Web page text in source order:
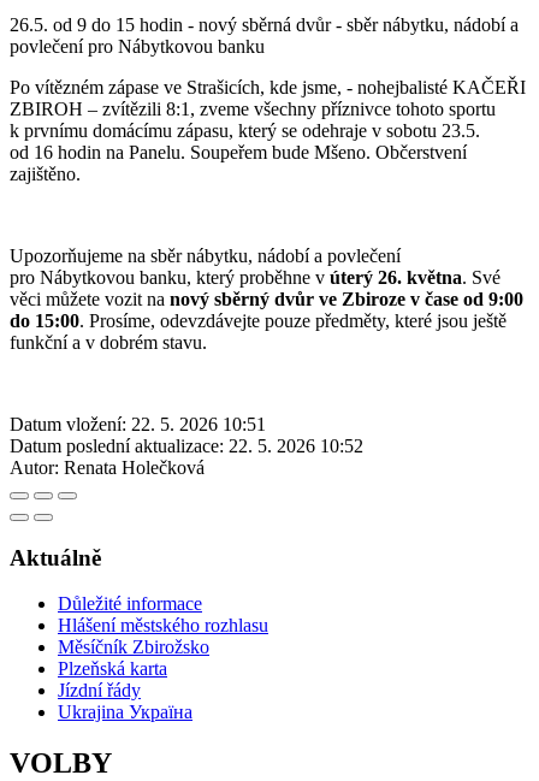
26.5. od 9 do 15 hodin - nový sběrná dvůr - sběr nábytku, nádobí a
povlečení pro Nábytkovou banku
Po vítězném zápase ve Strašicích, kde jsme, - nohejbalisté KAČEŘI
ZBIROH – zvítězili 8:1, zveme všechny příznivce tohoto sportu
k prvnímu domácímu zápasu, který se odehraje v sobotu 23.5.
od 16 hodin na Panelu. Soupeřem bude Mšeno. Občerstvení
zajištěno.
Upozorňujeme na sběr nábytku, nádobí a povlečení
pro Nábytkovou banku, který proběhne v úterý 26. května. Své
věci můžete vozit na nový sběrný dvůr ve Zbiroze v čase od 9:00
do 15:00. Prosíme, odevzdávejte pouze předměty, které jsou ještě
funkční a v dobrém stavu.
Datum vložení: 22. 5. 2026 10:51
Datum poslední aktualizace: 22. 5. 2026 10:52
Autor: Renata Holečková
Aktuálně
Důležité informace
Hlášení městského rozhlasu
Měsíčník Zbirožsko
Plzeňská karta
Jízdní řády
Ukrajina Україна
VOLBY